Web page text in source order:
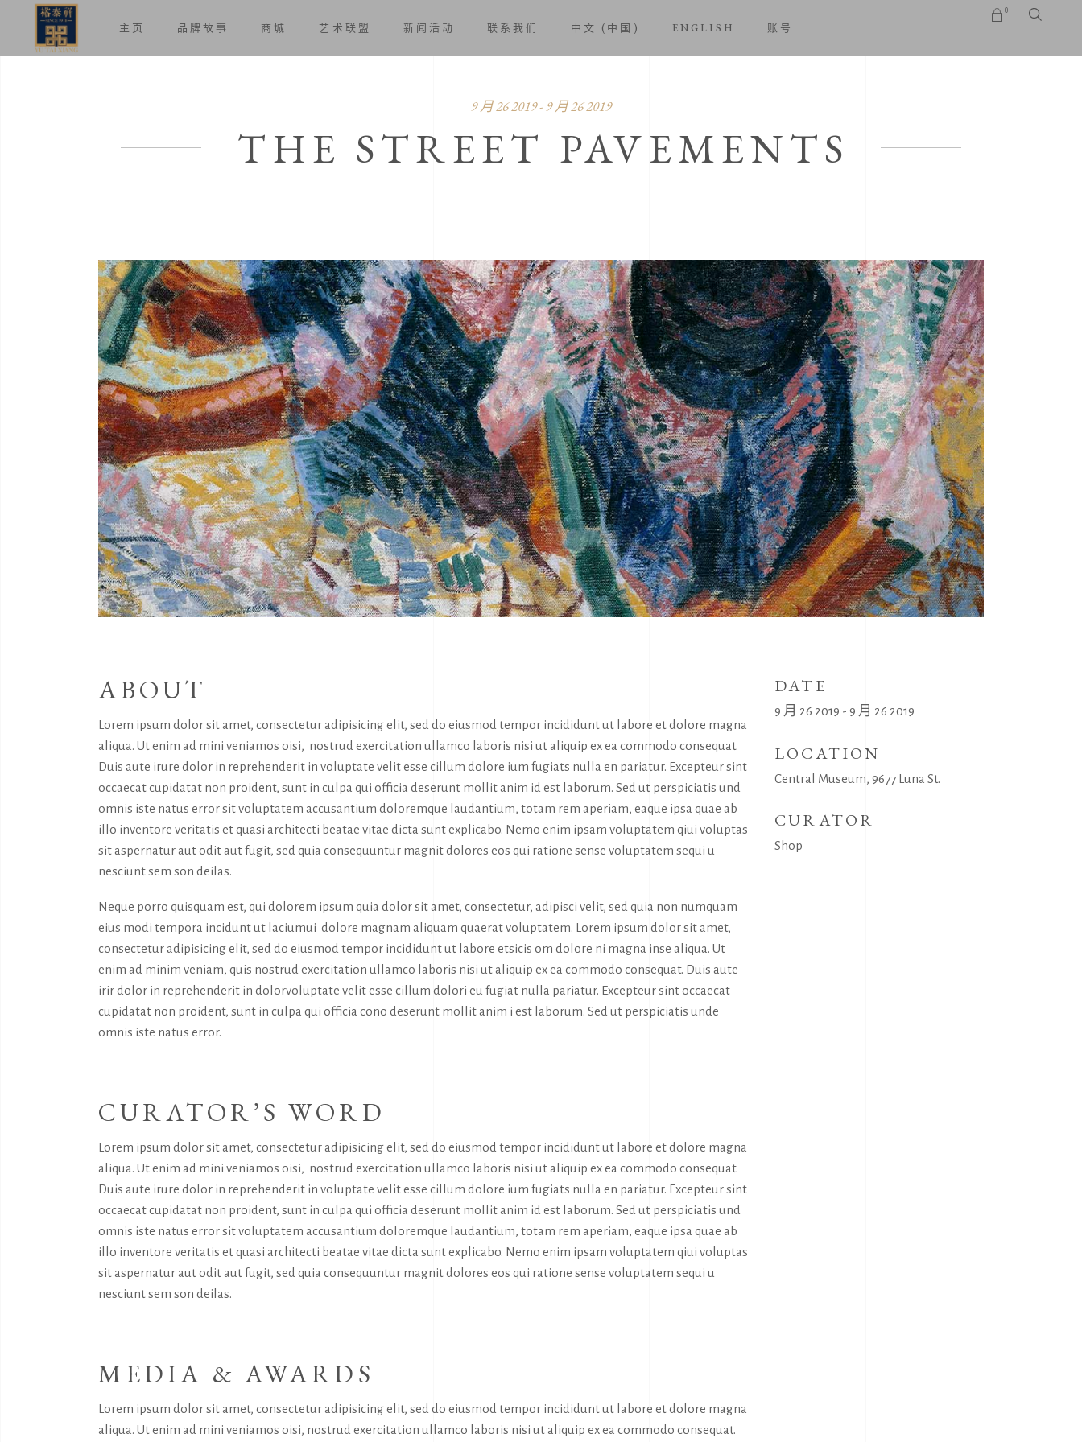
主页 品牌故事 商城 艺术联盟 新闻活动 联系我们 中文 (中国) ENGLISH 账号
0
9 月 26 2019 - 9 月 26 2019
THE STREET PAVEMENTS
ABOUT
Lorem ipsum dolor sit amet, consectetur adipisicing elit, sed do eiusmod tempor incididunt ut labore et dolore magna
aliqua. Ut enim ad mini veniamos oisi, nostrud exercitation ullamco laboris nisi ut aliquip ex ea commodo consequat.
Duis aute irure dolor in reprehenderit in voluptate velit esse cillum dolore ium fugiats nulla en pariatur. Excepteur sint
occaecat cupidatat non proident, sunt in culpa qui officia deserunt mollit anim id est laborum. Sed ut perspiciatis und
omnis iste natus error sit voluptatem accusantium doloremque laudantium, totam rem aperiam, eaque ipsa quae ab
illo inventore veritatis et quasi architecti beatae vitae dicta sunt explicabo. Nemo enim ipsam voluptatem qiui voluptas
sit aspernatur aut odit aut fugit, sed quia consequuntur magnit dolores eos qui ratione sense voluptatem sequi u
nesciunt sem son deilas.
Neque porro quisquam est, qui dolorem ipsum quia dolor sit amet, consectetur, adipisci velit, sed quia non numquam
eius modi tempora incidunt ut laciumui dolore magnam aliquam quaerat voluptatem. Lorem ipsum dolor sit amet,
consectetur adipisicing elit, sed do eiusmod tempor incididunt ut labore etsicis om dolore ni magna inse aliqua. Ut
enim ad minim veniam, quis nostrud exercitation ullamco laboris nisi ut aliquip ex ea commodo consequat. Duis aute
irir dolor in reprehenderit in dolorvoluptate velit esse cillum dolori eu fugiat nulla pariatur. Excepteur sint occaecat
cupidatat non proident, sunt in culpa qui officia cono deserunt mollit anim i est laborum. Sed ut perspiciatis unde
omnis iste natus error.
CURATOR’S WORD
Lorem ipsum dolor sit amet, consectetur adipisicing elit, sed do eiusmod tempor incididunt ut labore et dolore magna
aliqua. Ut enim ad mini veniamos oisi, nostrud exercitation ullamco laboris nisi ut aliquip ex ea commodo consequat.
Duis aute irure dolor in reprehenderit in voluptate velit esse cillum dolore ium fugiats nulla en pariatur. Excepteur sint
occaecat cupidatat non proident, sunt in culpa qui officia deserunt mollit anim id est laborum. Sed ut perspiciatis und
omnis iste natus error sit voluptatem accusantium doloremque laudantium, totam rem aperiam, eaque ipsa quae ab
illo inventore veritatis et quasi architecti beatae vitae dicta sunt explicabo. Nemo enim ipsam voluptatem qiui voluptas
sit aspernatur aut odit aut fugit, sed quia consequuntur magnit dolores eos qui ratione sense voluptatem sequi u
nesciunt sem son deilas.
MEDIA & AWARDS
Lorem ipsum dolor sit amet, consectetur adipisicing elit, sed do eiusmod tempor incididunt ut labore et dolore magna
aliqua. Ut enim ad mini veniamos oisi, nostrud exercitation ullamco laboris nisi ut aliquip ex ea commodo consequat.
DATE
9 月 26 2019 - 9 月 26 2019
LOCATION
Central Museum, 9677 Luna St.
CURATOR
Shop